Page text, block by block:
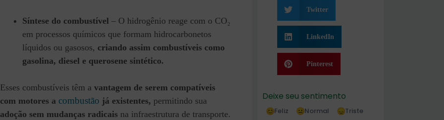
Síntese do combustível – O hidrogênio reage com o CO₂
em processos químicos que formam hidrocarbonetos
líquidos ou gasosos, criando assim combustíveis como
gasolina, diesel e querosene sintético.
Esses combustíveis têm a vantagem de serem compatíveis
com motores a combustão já existentes, permitindo sua
adoção sem mudanças radicais na infraestrutura de transporte.
Twitter
LinkedIn
Pinterest
Deixe seu sentimento
Feliz Normal Triste